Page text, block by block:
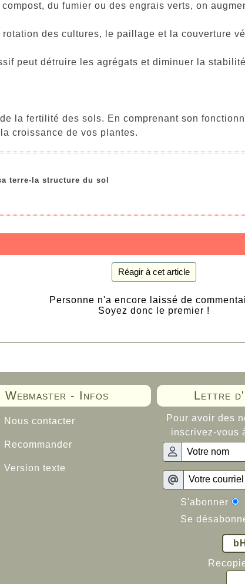
du fumier ou des engrais verts, on
des cultures, le paillage et la couverture
peut détruire les agrégats et diminuer la
la fertilité des sols. En comprenant son
croissance de vos plantes.
terre-la structure du sol
Réagir à cet article
Personne n'a encore laissé de
Soyez donc le premier !
Webmaster - Infos
Nous contacter
Recommander
Version texte
Lettre
Pour avoir des
inscrivez-vous
S'abonner
Se